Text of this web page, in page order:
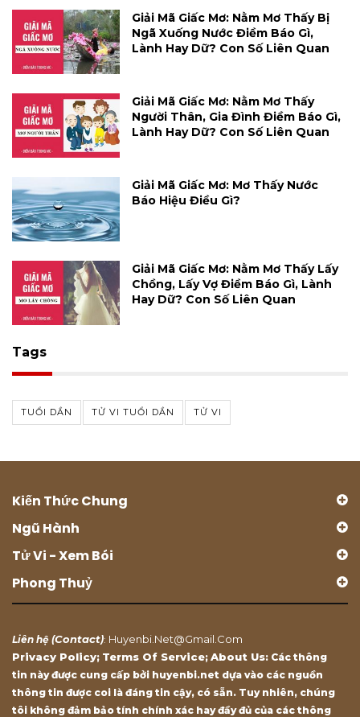
Giải Mã Giấc Mơ: Nằm Mơ Thấy Bị
Ngã Xuống Nước Điềm Báo Gì,
Lành Hay Dữ? Con Số Liên Quan
Giải Mã Giấc Mơ: Nằm Mơ Thấy
Người Thân, Gia Đình Điềm Báo Gì,
Lành Hay Dữ? Con Số Liên Quan
Giải Mã Giấc Mơ: Mơ Thấy Nước
Báo Hiệu Điều Gì?
Giải Mã Giấc Mơ: Nằm Mơ Thấy Lấy
Chồng, Lấy Vợ Điềm Báo Gì, Lành
Hay Dữ? Con Số Liên Quan
Tags
TUỔI DẦN TỬ VI TUỔI DẦN TỬ VI
Kiến Thức Chung
Ngũ Hành
Tử Vi - Xem Bói
Phong Thuỷ
Liên hệ (Contact): Huyenbi.net@gmail.com
Privacy Policy; Terms Of Service; About Us: Các thông
tin này được cung cấp bởi huyenbi.net dựa vào các nguồn
thông tin được coi là đáng tin cậy, có sẵn. Tuy nhiên, chúng
tôi không đảm bảo tính chính xác hay đầy đủ của các thông